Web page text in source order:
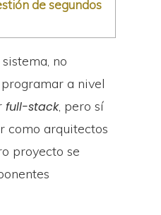
de segundos
no
a nivel
full-stack, pero sí
como arquitectos
proyecto se